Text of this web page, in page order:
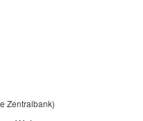
Zentralbank)